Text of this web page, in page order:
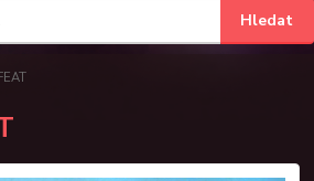
Hledat